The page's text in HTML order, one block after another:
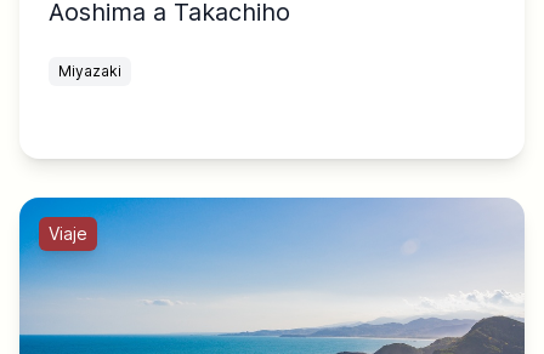
Aoshima a Takachiho
Miyazaki
Viaje